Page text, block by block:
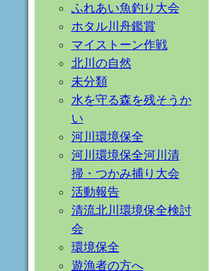
ふれあい魚釣り大会
ホタル川舟鑑賞
マイストーン作戦
北川の自然
未分類
水を守る森を残そうか
い
河川環境保全
河川環境保全河川清
掃・つかみ捕り大会
活動報告
清流北川環境保全検討
会
環境保全
遊漁者の方へ